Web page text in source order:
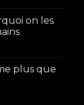
on les
plus que